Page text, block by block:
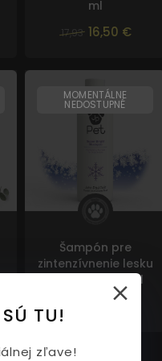
ml
17,93 16,50 €
MOMENTÁLNE
NEDOSTUPNÉ
Šampón pre
zintenzívnenie lesku
a farby 473,2 ml
17,32 15,93 €
TU!
zľave!